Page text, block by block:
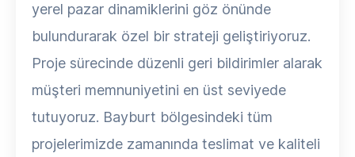
yerel pazar dinamiklerini göz önünde
bulundurarak özel bir strateji geliştiriyoruz.
Proje sürecinde düzenli geri bildirimler alarak
müşteri memnuniyetini en üst seviyede
tutuyoruz. Bayburt bölgesindeki tüm
projelerimizde zamanında teslimat ve kaliteli